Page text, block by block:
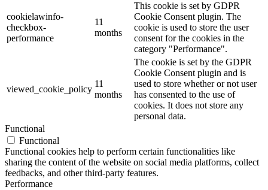
cookielawinfo-
checkbox-
performance
11
months
This cookie is set by GDPR
Cookie Consent plugin. The
cookie is used to store the user
consent for the cookies in the
category "Performance".
viewed_cookie_policy
11
months
The cookie is set by the GDPR
Cookie Consent plugin and is
used to store whether or not user
has consented to the use of
cookies. It does not store any
personal data.
Functional
Functional
Functional cookies help to perform certain functionalities like
sharing the content of the website on social media platforms, collect
feedbacks, and other third-party features.
Performance